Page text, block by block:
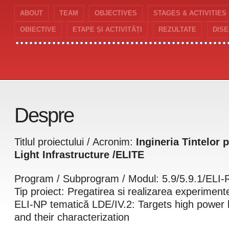
ABOUT TEAM OBJECTIVES STAGES & ACTIVITIES
OBIECTIVE ETAPE ȘI ACTIVITĂȚI REZULTATE
Despre
Titlul proiectului / Acronim: Ingineria Tintelor
Light Infrastructure /ELITE
Program / Subprogram / Modul: 5.9/5.9.1/ELI-
Tip proiect: Pregatirea si realizarea
ELI-NP tematică LDE/IV.2: Targets high power
and their characterization